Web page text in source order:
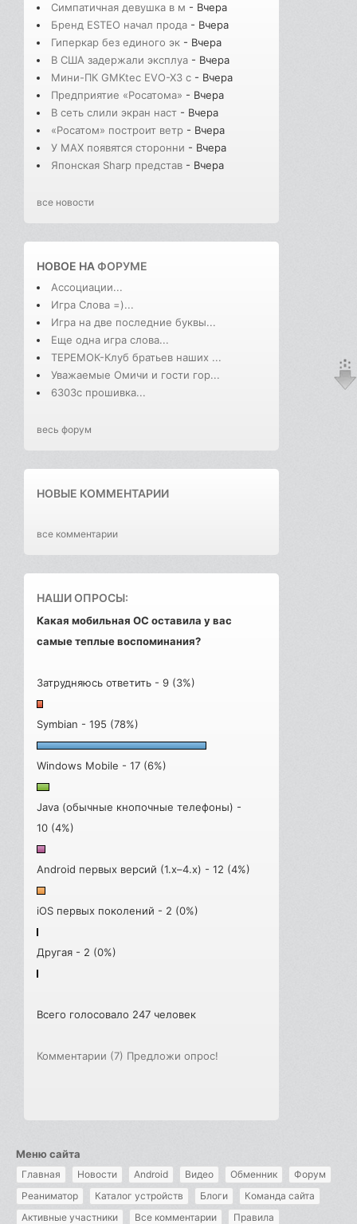
Симпатичная девушка в м - Вчера
Бренд ESTEO начал прода - Вчера
Гиперкар без единого эк - Вчера
В США задержали эксплуа - Вчера
Мини-ПК GMKtec EVO-X3 с - Вчера
Предприятие «Росатома» - Вчера
В сеть слили экран наст - Вчера
«Росатом» построит ветр - Вчера
У MAX появятся сторонни - Вчера
Японская Sharp представ - Вчера
все новости
НОВОЕ НАФОРУМЕ
Ассоциации...
Игра Слова =)...
Игра на две последние буквы...
Еще одна игра слова...
ТЕРЕМОК-Клуб братьев наших ...
Уважаемые Омичи и гости гор...
6303с прошивка...
весь форум
НОВЫЕ КОММЕНТАРИИ
все комментарии
НАШИ ОПРОСЫ:
Какая мобильная ОС оставила у вас
самые теплые воспоминания?
Затрудняюсь ответить - 9 (3%)
Symbian - 195 (78%)
Windows Mobile - 17 (6%)
Java (обычные кнопочные телефоны) -
10 (4%)
Android первых версий (1.x–4.x) - 12 (4%)
iOS первых поколений - 2 (0%)
Другая - 2 (0%)
Всего голосовало 247 человек
Комментарии (7) Предложи опрос!
Меню сайта
Главная Новости Android Видео Обменник
Форум
Реаниматор
Каталог устройств Блоги
Команда сайта
Активные участники
Все комментарии Правила